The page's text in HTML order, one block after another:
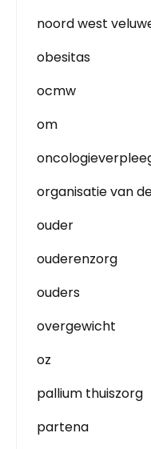
noord west
obesitas
ocmw
om
organisatie van
ouder
ouderenzorg
ouders
overgewicht
oz
pallium thuiszorg
partena